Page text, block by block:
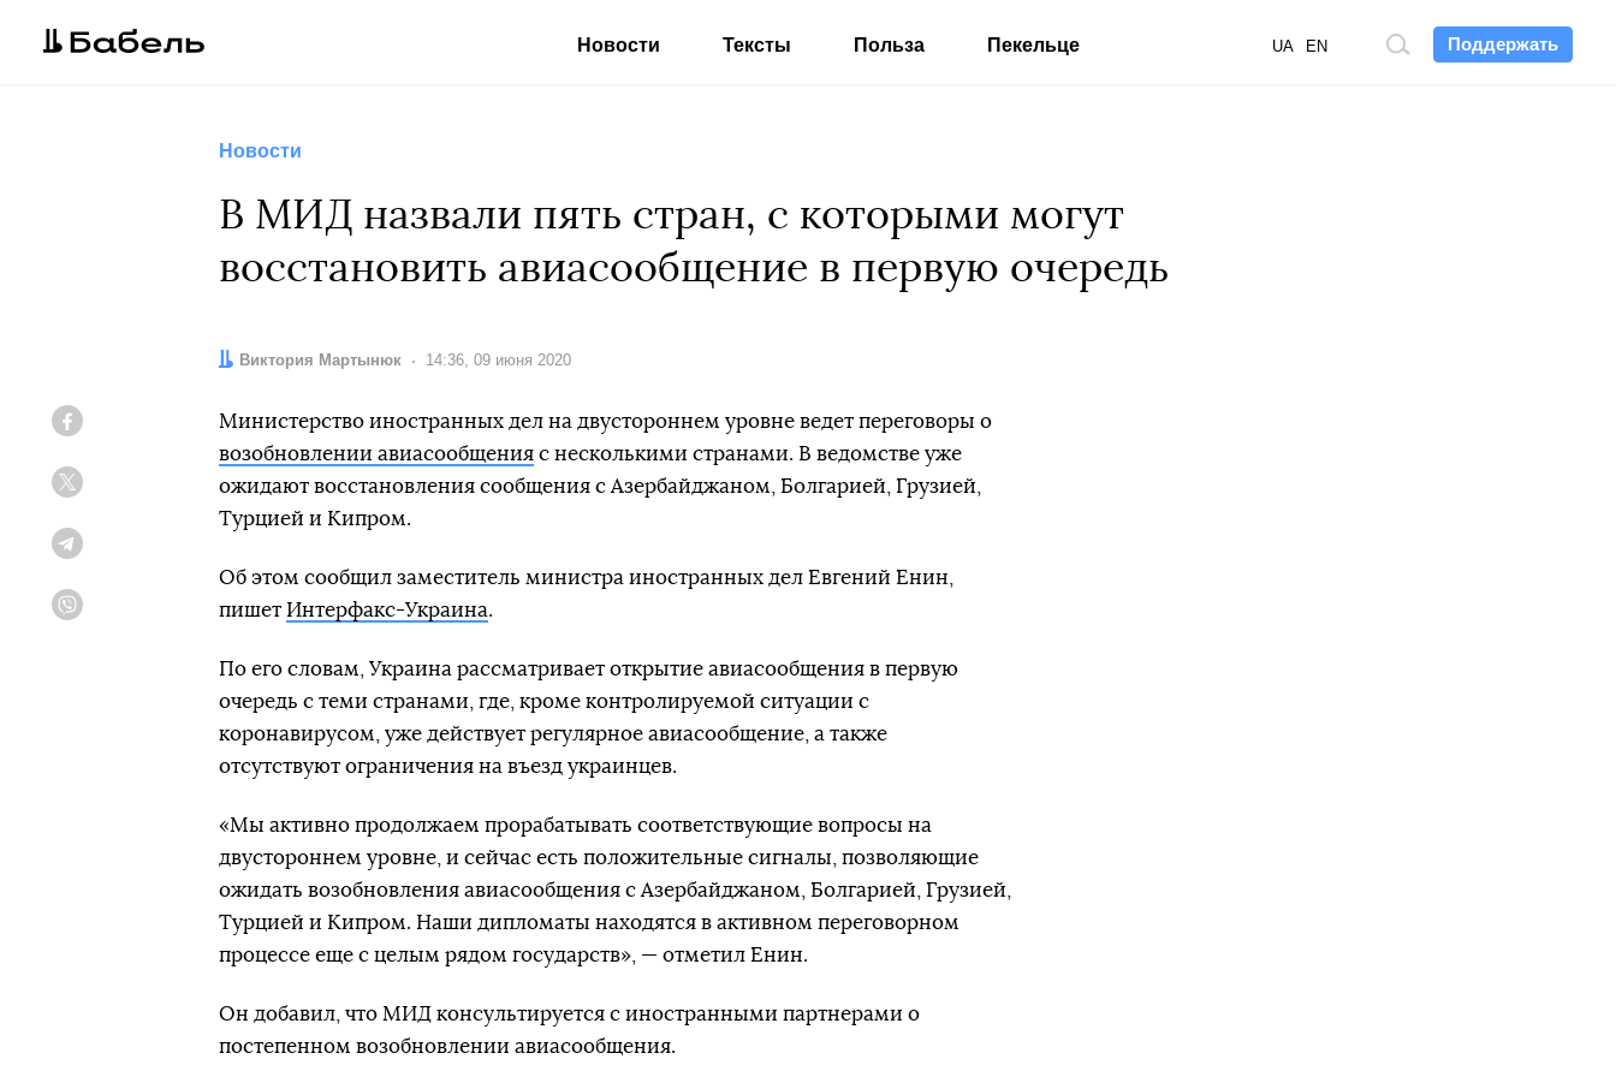
Поддержать
Поиск
UA EN
Новости Тексты Польза Пекельце
Новости
В МИД назвали пять стран, с которыми могут
восстановить авиасообщение в первую очередь
Автор:
Виктория Мартынюк Дата:
14:36, 09 июня 2020
Министерство иностранных дел на двустороннем уровне ведет переговоры о
возобновлении авиасообщения с несколькими странами. В ведомстве уже
ожидают восстановления сообщения с Азербайджаном, Болгарией, Грузией,
Турцией и Кипром.
Об этом сообщил заместитель министра иностранных дел Евгений Енин,
пишет Интерфакс-Украина.
По его словам, Украина рассматривает открытие авиасообщения в первую
очередь с теми странами, где, кроме контролируемой ситуации с
коронавирусом, уже действует регулярное авиасообщение, а также
отсутствуют ограничения на въезд украинцев.
«Мы активно продолжаем прорабатывать соответствующие вопросы на
двустороннем уровне, и сейчас есть положительные сигналы, позволяющие
ожидать возобновления авиасообщения с Азербайджаном, Болгарией, Грузией,
Турцией и Кипром. Наши дипломаты находятся в активном переговорном
процессе еще с целым рядом государств», — отметил Енин.
Он добавил, что МИД консультируется с иностранными партнерами о
постепенном возобновлении авиасообщения.